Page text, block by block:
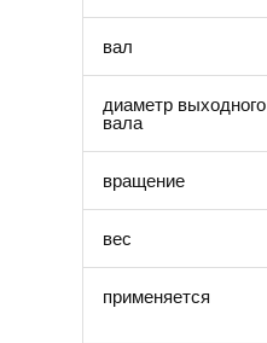
вал
диаметр выходного
вала
вращение
вес
применяется